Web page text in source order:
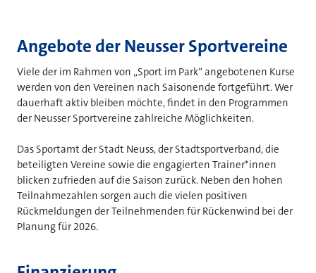
Angebote der Neusser Sportvereine
Viele der im Rahmen von „Sport im Park“ angebotenen Kurse
werden von den Vereinen nach Saisonende fortgeführt. Wer
dauerhaft aktiv bleiben möchte, findet in den Programmen
der Neusser Sportvereine zahlreiche Möglichkeiten.
Das Sportamt der Stadt Neuss, der Stadtsportverband, die
beteiligten Vereine sowie die engagierten Trainer*innen
blicken zufrieden auf die Saison zurück. Neben den hohen
Teilnahmezahlen sorgen auch die vielen positiven
Rückmeldungen der Teilnehmenden für Rückenwind bei der
Planung für 2026.